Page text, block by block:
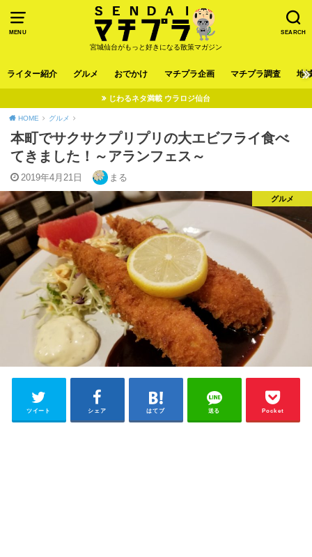
MENU SEARCH
宮城仙台がもっと好きになる散策マガジン
ライター紹介 グルメ おでかけ マチプラ企画 マチプラ調査 地
じわるネタ満載 ウラロジ仙台
HOME グルメ
本町でサクサクプリプリの大エビフライ食べ
てきました！～アランフェス～
2019年4月21日 まる
グルメ
ツイート シェア はてブ 送る Pocket